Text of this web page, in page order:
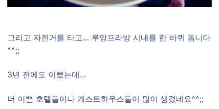
그리고 자전거를 타고… 루앙프라방 시내를 한 바퀴 돕니다
^^;;
3년 전에도 이뻤는데…
더 이쁜 호텔들이나 게스트하우스들이 많이 생겼네요^^;;